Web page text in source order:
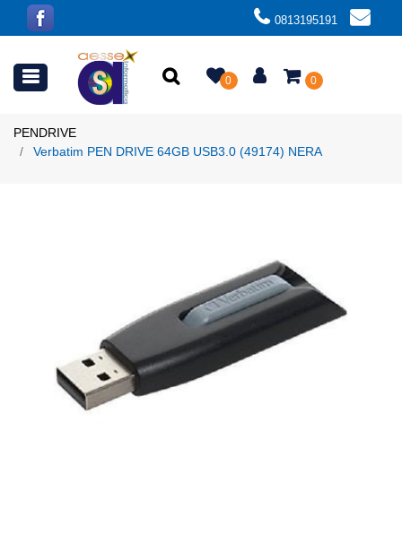
0813195191
Open menu 0 0
PENDRIVE
Verbatim PEN DRIVE 64GB USB3.0 (49174) NERA